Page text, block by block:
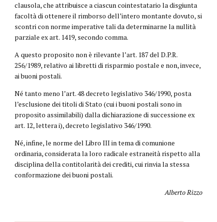
clausola, che attribuisce a ciascun cointestatario la disgiunta
facoltà di ottenere il rimborso dell’intero montante dovuto, si
scontri con norme imperative tali da determinarne la nullità
parziale ex art. 1419, secondo comma.
A questo proposito non è rilevante l’art. 187 del D.P.R.
256/1989, relativo ai libretti di risparmio postale e non, invece,
ai buoni postali.
Né tanto meno l’art. 48 decreto legislativo 346/1990, posta
l’esclusione dei titoli di Stato (cui i buoni postali sono in
proposito assimilabili) dalla dichiarazione di successione ex
art. 12, lettera i), decreto legislativo 346/1990.
Né, infine, le norme del Libro III in tema di comunione
ordinaria, considerata la loro radicale estraneità rispetto alla
disciplina della contitolarità dei crediti, cui rinvia la stessa
conformazione dei buoni postali.
Alberto Rizzo